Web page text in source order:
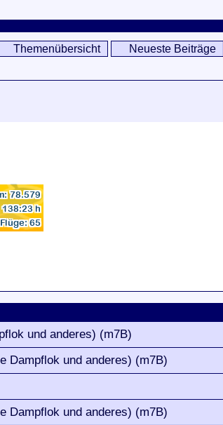
Themenübersicht Neueste Beiträge
und anderes) (m7B)
Dampflok und anderes) (m7B)
Dampflok und anderes) (m7B)